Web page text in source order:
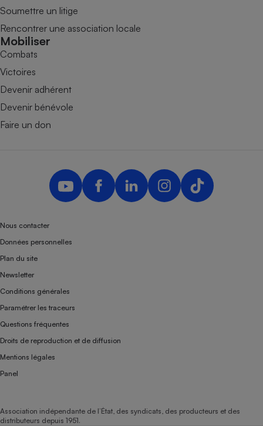
Soumettre un litige
Rencontrer une association locale
Mobiliser
Combats
Victoires
Devenir adhérent
Devenir bénévole
Faire un don
Nous contacter
Données personnelles
Plan du site
Newsletter
Conditions générales
Paramétrer les traceurs
Questions fréquentes
Droits de reproduction et de diffusion
Mentions légales
Panel
Association indépendante de l’État, des syndicats, des producteurs et des
distributeurs depuis 1951.